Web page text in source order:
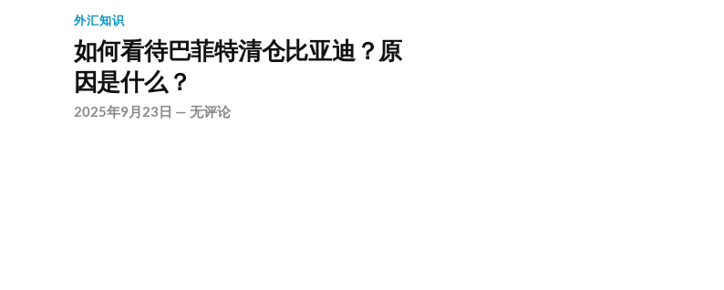
外汇知识
如何看待巴菲特清仓比亚迪？原
因是什么？
2025年9月23日 — 无评论